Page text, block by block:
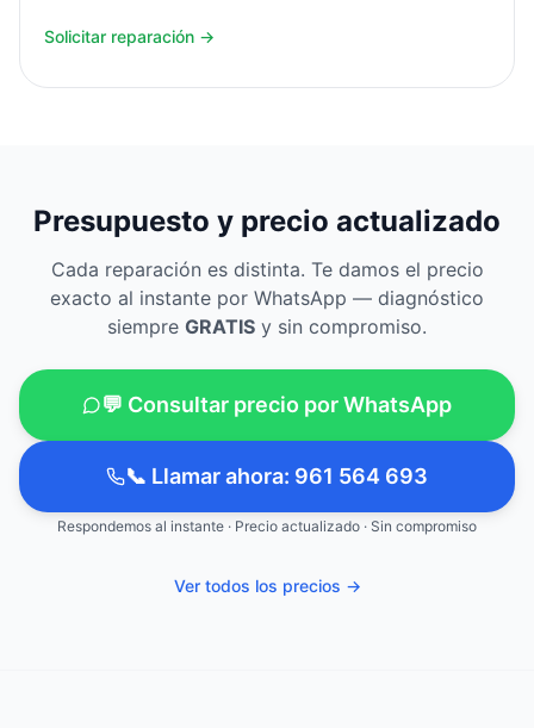
Solicitar reparación →
Presupuesto y precio actualizado
Cada reparación es distinta. Te damos el precio
exacto al instante por WhatsApp — diagnóstico
siempre GRATIS y sin compromiso.
💬 Consultar precio por WhatsApp
📞 Llamar ahora: 961 564 693
Respondemos al instante · Precio actualizado · Sin compromiso
Ver todos los precios →